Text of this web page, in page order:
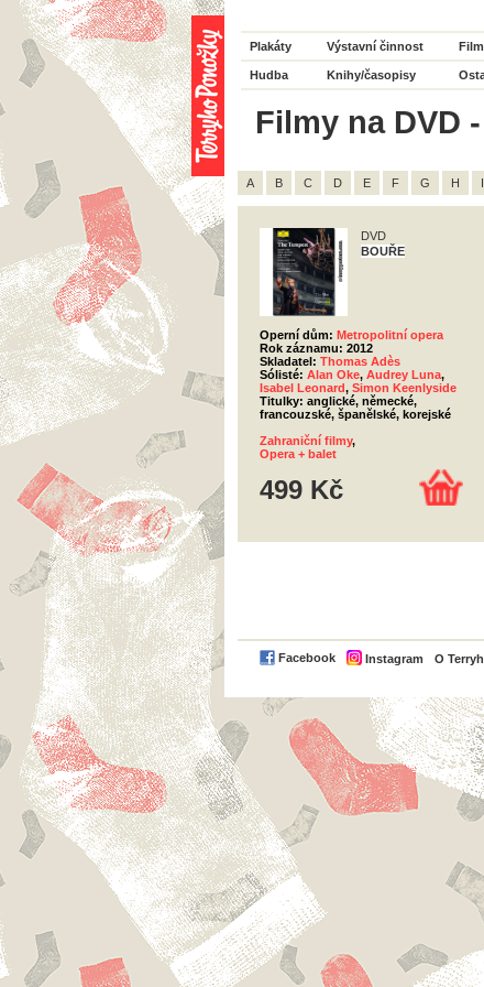
Plakáty Výstavní činnost
Hudba Knihy/časopisy
Filmy na DVD
A B C D E F G H I
DVD
BOUŘE
Operní dům: Metropolitní opera
Rok záznamu: 2012
Skladatel: Thomas Adès
Sólisté: Alan Oke, Audrey Luna,
Isabel Leonard, Simon Keenlyside
Titulky: anglické, německé,
francouzské, španělské, korejské
Zahraniční filmy,
Opera + balet
499 Kč
Facebook Instagram O